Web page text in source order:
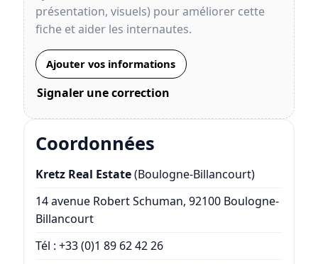
présentation, visuels) pour améliorer cette
fiche et aider les internautes.
Ajouter vos informations
Signaler une correction
Coordonnées
Kretz Real Estate(Boulogne-Billancourt)
14 avenue Robert Schuman, 92100 Boulogne-
Billancourt
Tél : +33 (0)1 89 62 42 26